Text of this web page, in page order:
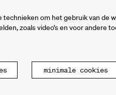
om het gebruik van de
zoals video’s en voor andere
minimale cookies